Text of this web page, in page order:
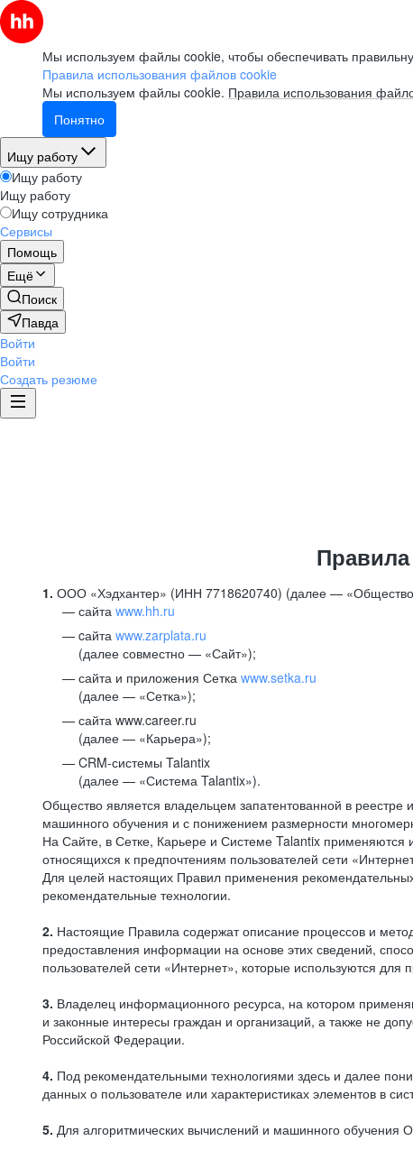
Мы используем файлы cookie, чтобы обеспечивать
Правила использования файлов cookie
Мы используем файлы cookie. Правила использования
Понятно
Ищу работу
Ищу работу
Ищу работу
Ищу сотрудника
Сервисы
Помощь
Ещё
Поиск
Павда
Войти
Войти
Создать резюме
1. ООО «Хэдхантер» (ИНН 7718620740) (далее —
сайта www.hh.ru
cайта www.zarplata.ru
(далее совместно — «Сайт»);
сайта и приложения Сетка www.setka.ru
(далее — «Сетка»);
сайта www.career.ru
(далее — «Карьера»);
CRM-системы Talantix
(далее — «Система Talantix»).
Общество является владельцем запатентованной в
машинного обучения и с понижением размерности
На Сайте, в Сетке, Карьере и Системе Talantix
относящихся к предпочтениям пользователей сети
Для целей настоящих Правил применения
рекомендательные технологии.
2. Настоящие Правила содержат описание процессов и
предоставления информации на основе этих сведений,
пользователей сети «Интернет», которые используются
3. Владелец информационного ресурса, на котором
и законные интересы граждан и организаций, а также не
Российской Федерации.
4. Под рекомендательными технологиями здесь и далее
данных о пользователе или характеристиках элементов в
5. Для алгоритмических вычислений и машинного обучения